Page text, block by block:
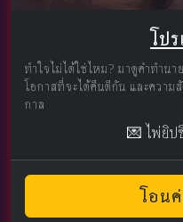
โป
ทำใจไม่ได้ใช่ไหม? มาดูคำทำน
โอกาสที่จะได้คืนดีกัน และควา
กาล
💌 ไพ่ยิ
โอน